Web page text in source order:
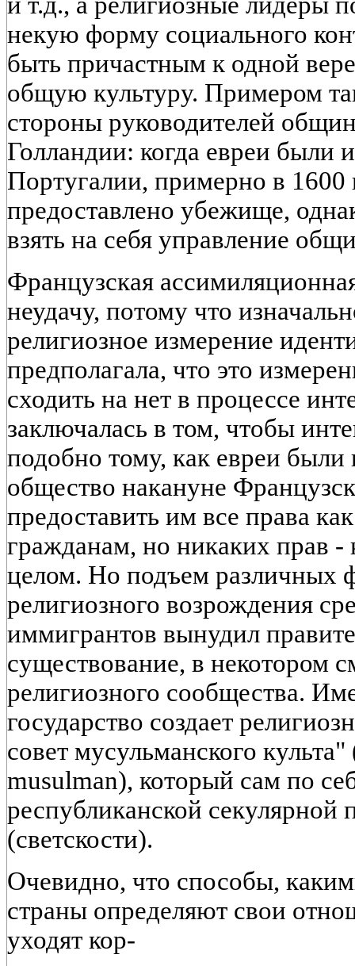
некую форму социального
быть причастным к одной вере
общую культуру. Примером
стороны руководителей
Голландии: когда евреи были
Португалии, примерно в 1600
предоставлено убежище,
взять на себя управление
Французская
неудачу, потому что
религиозное измерение
предполагала, что это
сходить на нет в процессе
заключалась в том, чтобы
подобно тому, как евреи были
общество накануне
предоставить им все права
гражданам, но никаких прав
целом. Но подъем различных
религиозного возрождения
иммигрантов вынудил
существование, в некотором
религиозного сообщества.
государство создает
совет мусульманского
musulman), который сам по
республиканской секулярной
(светскости).
Очевидно, что способы,
страны определяют свои
уходят кор-